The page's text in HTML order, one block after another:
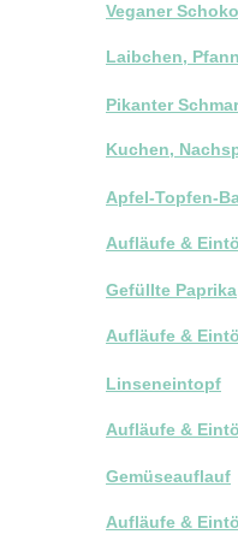
Veganer
Laibchen,
Pikanter
Kuchen,
Apfel-Topfen-
Aufläufe &
Gefüllte Paprika
Aufläufe &
Linseneintopf
Aufläufe &
Gemüseauflauf
Aufläufe &